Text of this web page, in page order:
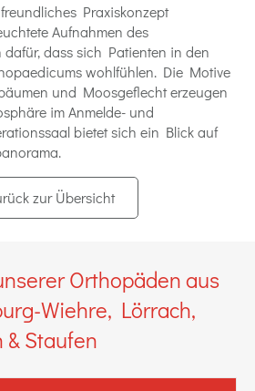
Praxiskonzept
Aufnahmen des
dass sich Patienten in den
wohlfühlen. Die Motive
und Moosgeflecht erzeugen
im Anmelde- und
bietet sich ein Blick auf
zur Übersicht
Orthopäden aus
Wiehre, Lörrach,
Staufen